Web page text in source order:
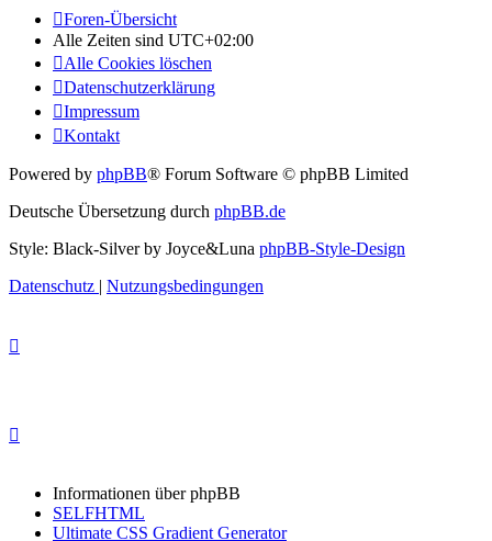
Foren-Übersicht
Alle Zeiten sind UTC+02:00
Alle Cookies löschen
Datenschutzerklärung
Impressum
Kontakt
Powered by phpBB® Forum Software © phpBB Limited
Deutsche Übersetzung durch phpBB.de
Style: Black-Silver by Joyce&Luna phpBB-Style-Design
Datenschutz | Nutzungsbedingungen
Informationen über phpBB
SELFHTML
Ultimate CSS Gradient Generator